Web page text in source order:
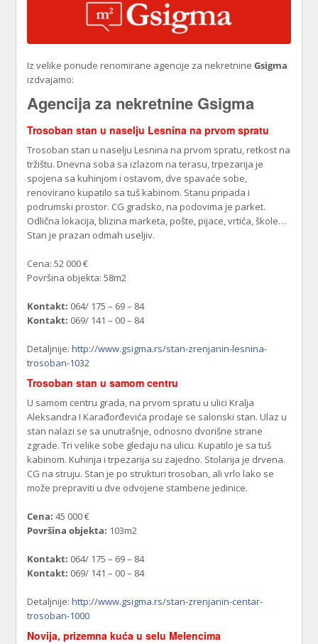
Iz velike ponude renomirane agencije za nekretnineGsigma
izdvajamo:
Agencija za nekretnine Gsigma
Trosoban stan u naselju Lesnina na prvom spratu
Trosoban stan u naselju Lesnina na prvom spratu, retkost na
tržištu. Dnevna soba sa izlazom na terasu, trpezarija je
spojena sa kuhinjom i ostavom, dve spavaće sobe,
renovirano kupatilo sa tuš kabinom. Stanu pripada i
podrumski prostor. CG gradsko, na podovima je parket.
Odlična lokacija, blizina marketa, pošte, pijace, vrtića, škole…
Stan je prazan odmah useljiv.
Cena: 52 000 €
Površina objekta: 58m2
Kontakt: 064/ 175 – 69 – 84
Kontakt: 069/ 141 – 00 – 84
Detaljnije:http://www.gsigma.rs/stan-zrenjanin-lesnina-
trosoban-1032
Trosoban stan u samom centru
U samom centru grada, na prvom spratu u ulici Kralja
Aleksandra I Karađorđevića prodaje se salonski stan. Ulaz u
stan nalazi se sa unutrašnje, odnosno dvorišne strane
zgrade. Tri velike sobe gledaju na ulicu. Kupatilo je sa tuš
kabinom. Kuhinja i trpezarija su zajedno. Stolarija je drvena.
CG na struju. Stan je po strukturi trosoban, ali vrlo lako se
može prepraviti u dve odvojene stambene jedinice.
Cena: 45 000 €
Površina objekta: 103m2
Kontakt: 064/ 175 – 69 – 84
Kontakt: 069/ 141 – 00 – 84
Detaljnije:http://www.gsigma.rs/stan-zrenjanin-centar-
trosoban-1000
Novija, prizemna kuća u selu Melencima